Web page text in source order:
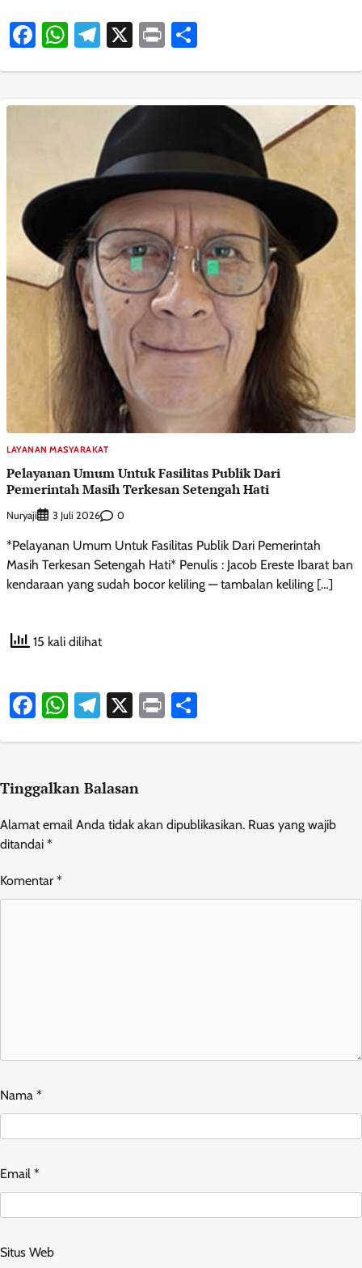
Facebook
WhatsApp
Telegram
X Print
LAYANAN MASYARAKAT
Pelayanan Umum Untuk Fasilitas Publik Dari
Pemerintah Masih Terkesan Setengah Hati
Nuryaji 3 Juli 2026 0
*Pelayanan Umum Untuk Fasilitas Publik Dari Pemerintah
Masih Terkesan Setengah Hati* Penulis : Jacob Ereste Ibarat ban
kendaraan yang sudah bocor keliling — tambalan keliling […]
15 kali dilihat
Facebook
WhatsApp
Telegram
X Print
Tinggalkan Balasan
Alamat email Anda tidak akan dipublikasikan. Ruas yang wajib
ditandai *
Komentar *
Nama *
Email *
Situs Web